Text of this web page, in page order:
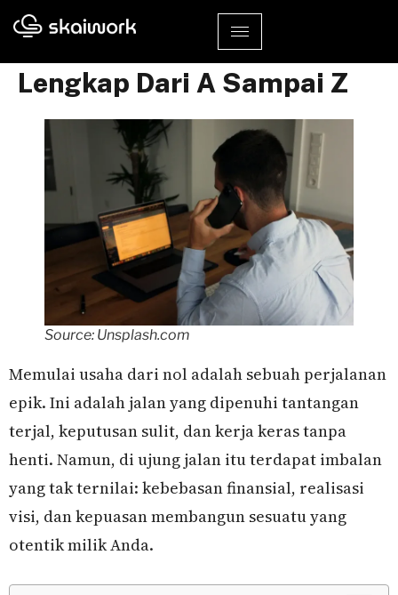
Cara Memulai Usaha Dari
Nol Di 2025: Panduan
Lengkap Dari A Sampai Z
Source: Unsplash.com
Memulai usaha dari nol adalah sebuah perjalanan
epik. Ini adalah jalan yang dipenuhi tantangan
terjal, keputusan sulit, dan kerja keras tanpa
henti. Namun, di ujung jalan itu terdapat imbalan
yang tak ternilai: kebebasan finansial, realisasi
visi, dan kepuasan membangun sesuatu yang
otentik milik Anda.